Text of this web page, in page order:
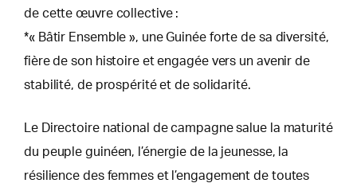
de cette œuvre collective :
*« Bâtir Ensemble », une Guinée forte de sa diversité,
fière de son histoire et engagée vers un avenir de
stabilité, de prospérité et de solidarité.
Le Directoire national de campagne salue la maturité
du peuple guinéen, l’énergie de la jeunesse, la
résilience des femmes et l’engagement de toutes